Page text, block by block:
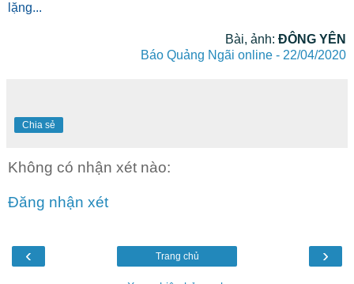
lặng...
Bài, ảnh: ĐÔNG YÊN
Báo Quảng Ngãi online - 22/04/2020
Chia sẻ
Không có nhận xét nào:
Đăng nhận xét
‹ ›
Trang chủ